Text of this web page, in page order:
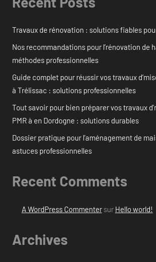
Travaux de rénovation : solutions fiables
Nos recommandations pour l’rénovation de
méthodes professionnelles
Guide complet pour réussir vos travaux
à Trélissac : solutions professionnelles
Tout savoir pour bien préparer vos travaux
PMR à en Dordogne : solutions durables
Dossier pratique pour l’aménagement de
astuces professionnelles
Recent Comments
A WordPress Commentersur Hello world!
Archives